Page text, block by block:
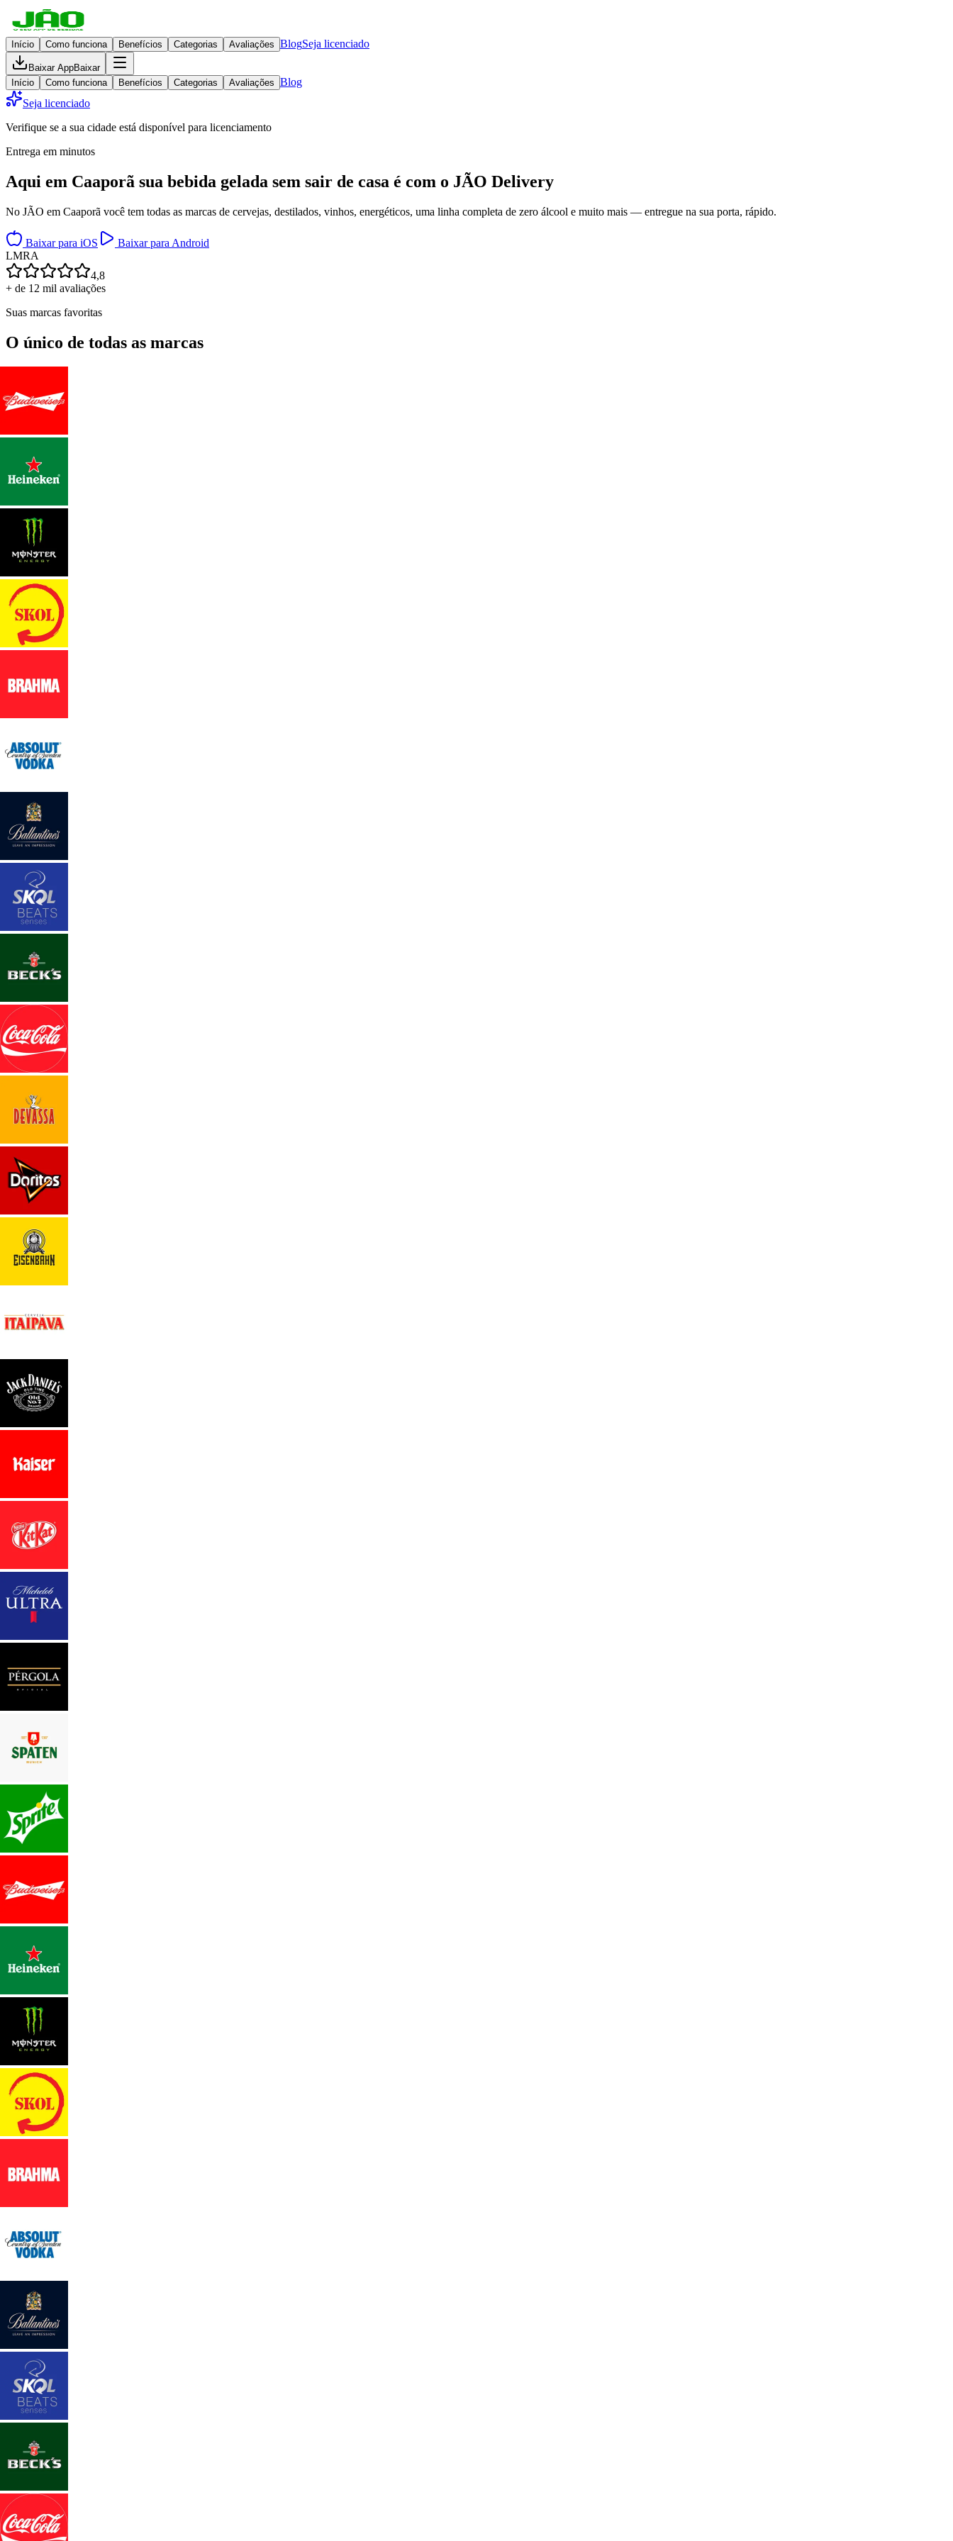
Início Como funciona Benefícios Categorias Avaliações BlogSeja licenciado
Baixar AppBaixar
Início
Como funciona Benefícios Categorias Avaliações Blog
Seja licenciado
Verifique se a sua cidade está disponível para licenciamento
Entrega em minutos
Aqui em Caaporã sua bebida gelada sem sair de casa é com o JÃO Delivery
No JÃO em Caaporã você tem todas as marcas de cervejas, destilados, vinhos, energéticos, uma linha completa de zero álcool e muito mais — entregue na sua porta, rápido.
Baixar para iOS
Baixar para Android
LMRA
4,8
+ de 12 mil avaliações
Suas marcas favoritas
O único de todas as marcas